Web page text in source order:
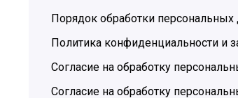
Порядок обработки
Политика конфиденциальности и
Согласие на обработку
Согласие на обработку